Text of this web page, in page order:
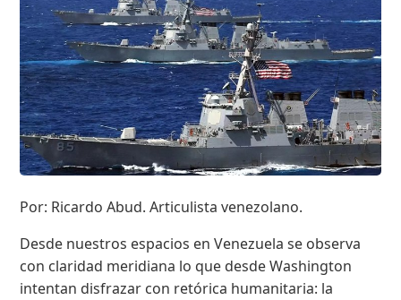
Por: Ricardo Abud. Articulista venezolano.
Desde nuestros espacios en Venezuela se observa
con claridad meridiana lo que desde Washington
intentan disfrazar con retórica humanitaria: la